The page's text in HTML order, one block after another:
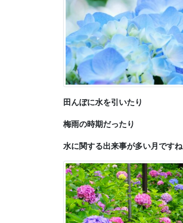
田んぼに水を引いたり
梅雨の時期だったり
水に関する出来事が多い月ですね